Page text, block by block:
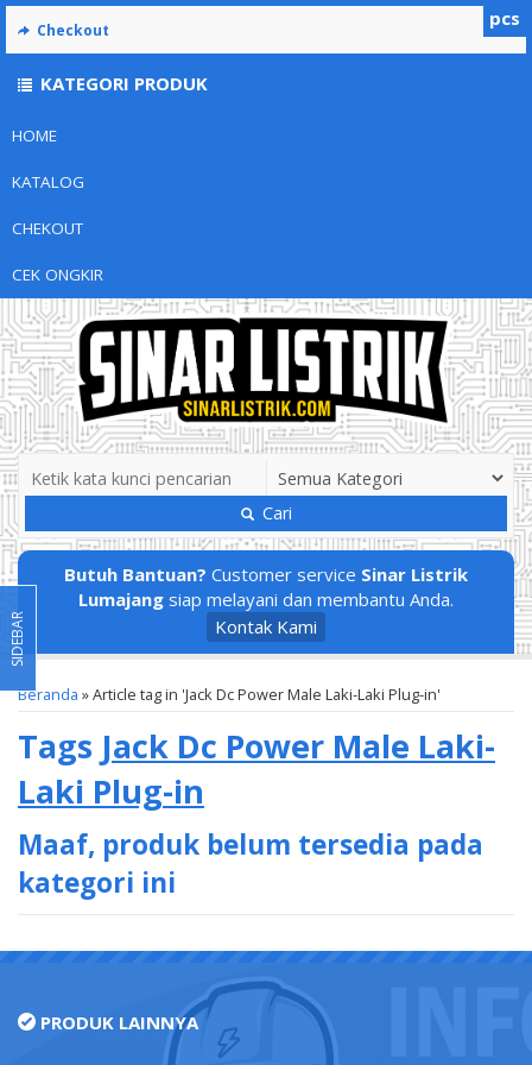
HOME
KATALOG
CHEKOUT
CEK ONGKIR
Cari
Butuh Bantuan? Customer service Sinar Listrik
Lumajang siap melayani dan membantu Anda.
Kontak Kami
Beranda »Article tag in 'Jack Dc Power Male Laki-Laki Plug-in'
Tags Jack Dc Power Male Laki-
Laki Plug-in
Maaf, produk belum tersedia pada
kategori ini
pcs
Checkout
KATEGORI PRODUK
SIDEBAR
PRODUK LAINNYA